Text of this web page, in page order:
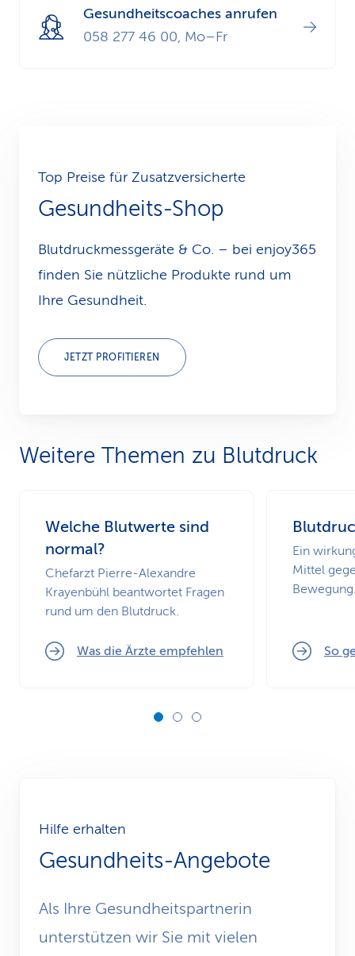
Gesundheitscoaches anrufen
058 277 46 00, Mo–Fr
Top Preise für Zu­satz­ver­sicherte
Gesundheits-Shop
Blutdruckmessgeräte & Co. – bei enjoy365
finden Sie nützliche Produkte rund um
Ihre Gesundheit.
JETZT PROFITIEREN
Weitere Themen zu Blutdruck
Welche Blutwerte sind
normal?
Chefarzt Pierre-Alexandre
Krayenbühl beantwortet Fragen
rund um den Blutdruck.
Was die Ärzte empfehlen
Ein
Mittel
So
Hilfe erhalten
Gesundheits-Angebote
Als Ihre Gesundheitspartnerin
unterstützen wir Sie mit vielen